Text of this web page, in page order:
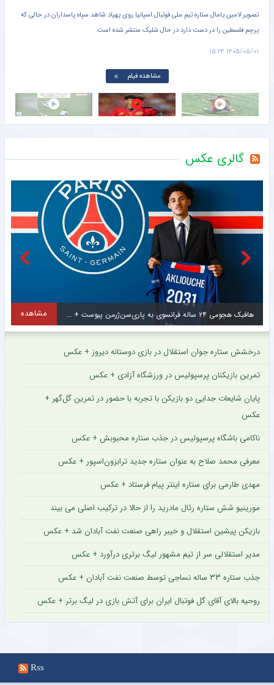
تصویر لامین یامال ستاره تیم ملی فوتبال اسپانیا روی پهپاد شاهد سپاه پاسداران در حالی که
پرچم فلسطین را در دست دارد در حال شلیک منتشر شده است.
۱۴۰۵/۰۵/۰۱ ۱۵:۲۴
مشاهده فیلم
گالری عکس
هافبک هجومی ۲۴ ساله فرانسوی به پاری‌سن‌ژرمن پیوست + عکس مشاهده
درخشش ستاره جوان استقلال در بازی دوستانه دیروز + عکس
تمرین بازیکنان پرسپولیس در ورزشگاه آزادی + عکس
پایان شایعات جدایی دو بازیکن با تجربه با حضور در تمرین گل‌گهر +
عکس
ناکامی باشگاه پرسپولیس در جذب ستاره محبوبش + عکس
معرفی محمد صلاح به عنوان ستاره جدید ترابزون‌اسپور + عکس
مهدی طارمی برای ستاره اینتر پیام فرستاد + عکس
مورینیو شش ستاره رئال مادرید را از حالا در ترکیب اصلی می بیند
بازیکن پیشین استقلال و خیبر راهی صنعت نفت آبادان شد + عکس
مدیر استقلالی سر از تیم مشهور لیگ برتری درآورد + عکس
جذب ستاره ۳۳ ساله نساجی توسط صنعت نفت آبادان + عکس
روحیه بالای آقای گل فوتبال ایران برای آتش بازی در لیگ برتر + عکس
Rss